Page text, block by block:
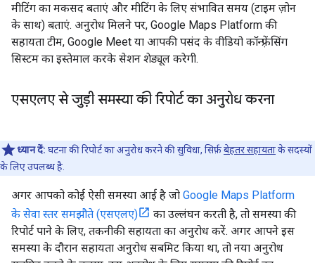
मीटिंग का मकसद बताएं और मीटिंग के लिए संभावित समय (टाइम ज़ोन
के साथ) बताएं. अनुरोध मिलने पर, Google Maps Platform की
सहायता टीम, Google Meet या आपकी पसंद के वीडियो कॉन्फ़्रेंसिंग
सिस्टम का इस्तेमाल करके सेशन शेड्यूल करेगी.
एसएलए से जुड़ी समस्या की रिपोर्ट का अनुरोध करना
ध्यान दें: घटना की रिपोर्ट का अनुरोध करने की सुविधा, सिर्फ़बेहतर सहायताके सदस्यों
के लिए उपलब्ध है.
अगर आपको कोई ऐसी समस्या आई है जो Google Maps Platform
के सेवा स्तर समझौते (एसएलए)
का उल्लंघन करती है, तो समस्या की
रिपोर्ट पाने के लिए, तकनीकी सहायता का अनुरोध करें. अगर आपने इस
समस्या के दौरान सहायता अनुरोध सबमिट किया था, तो नया अनुरोध